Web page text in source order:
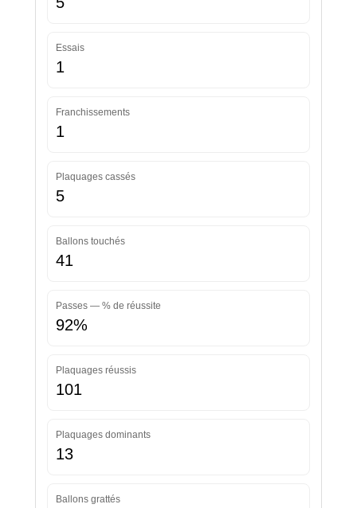
Essais
1
Franchissements
1
Plaquages cassés
5
Ballons touchés
41
Passes — % de réussite
92%
Plaquages réussis
101
Plaquages dominants
13
Ballons grattés